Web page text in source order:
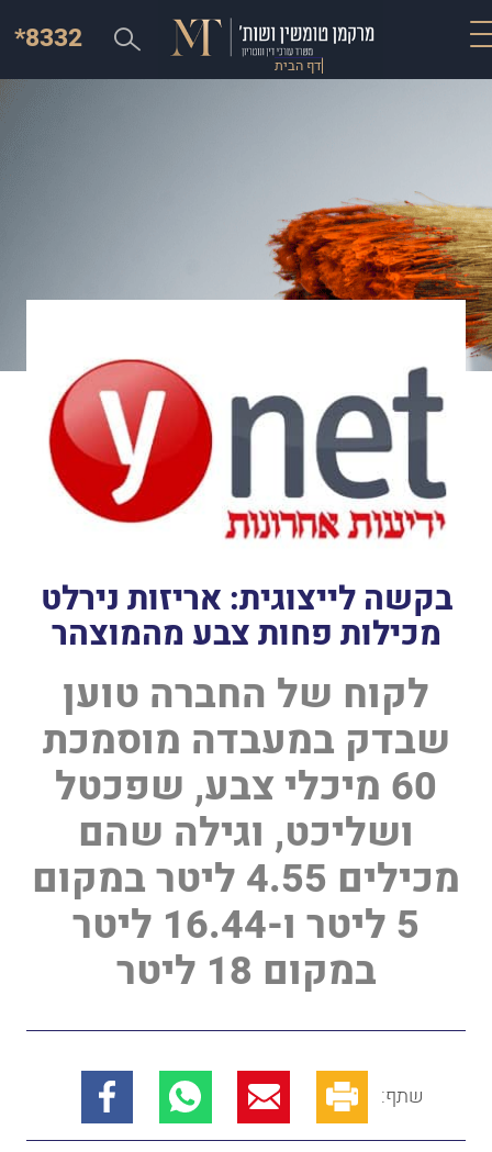
דף הבית
*8332
בקשה לייצוגית: אריזות נירלט
מכילות פחות צבע מהמוצהר
לקוח של החברה טוען
שבדק במעבדה מוסמכת
60 מיכלי צבע, שפכטל
ושליכט, וגילה שהם
מכילים 4.55 ליטר במקום
5 ליטר ו-16.44 ליטר
במקום 18 ליטר
שתף: